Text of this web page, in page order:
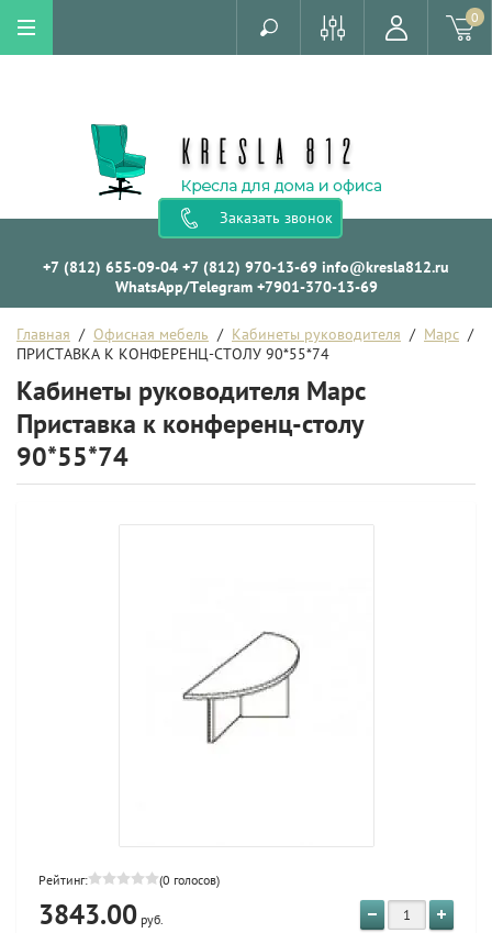
0
Заказать звонок
+7 (812) 655-09-04 +7 (812) 970-13-69 info@kresla812.ru
WhatsApp/Telegram +7901-370-13-69
Главная
  /
Офисная мебель
  /
Кабинеты руководителя
  /
Марс
  /
ПРИСТАВКА К КОНФЕРЕНЦ-СТОЛУ 90*55*74
Кабинеты руководителя Марс
Приставка к конференц-столу
90*55*74
Рейтинг: (0 голосов)
3843.00 руб.